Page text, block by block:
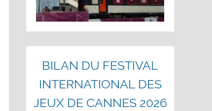
BILAN DU FESTIVAL
INTERNATIONAL DES
JEUX DE CANNES 2026